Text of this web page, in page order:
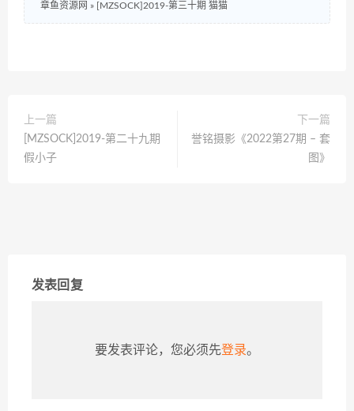
章鱼资源网 » [MZSOCK]2019-第三十期 猫猫
上一篇
[MZSOCK]2019-第二十九期
假小子
下一篇
誉铭摄影《2022第27期 – 套
图》
发表回复
要发表评论，您必须先登录。